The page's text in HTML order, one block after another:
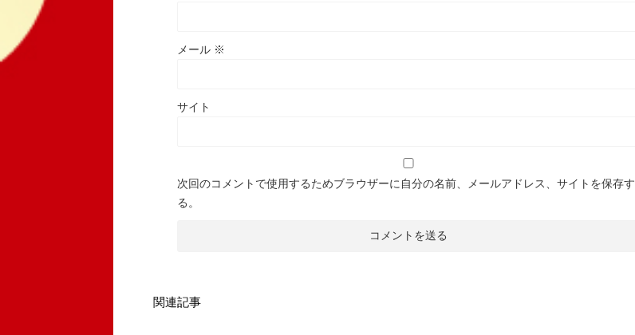
メール ※
サイト
次回のコメントで使用するためブラウザーに自分の名前、メールアドレス、サイトを保存す
る。
関連記事